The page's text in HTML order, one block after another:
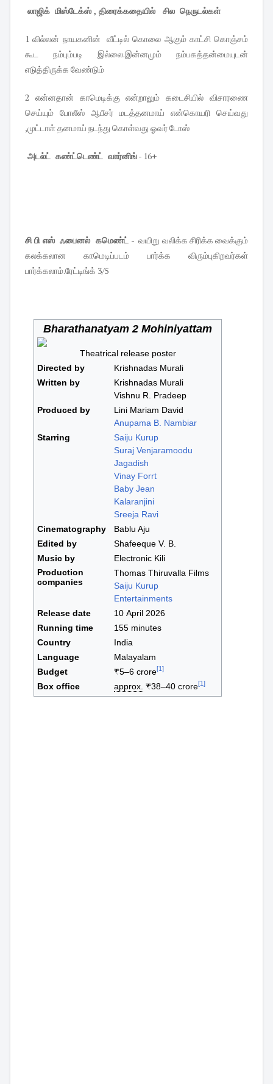
லாஜிக் மிஸ்டேக்ஸ் , திரைக்கதையில் சில நெருடல்கள்
1 வில்லன் நாயகனின் வீட்டில் கொலை ஆகும் காட்சி கொஞ்சம்
கூட நம்பும்படி இல்லை.இன்னமும் நம்பகத்தன்மையுடன்
எடுத்திருக்க வேண்டும்
2 என்னதான் காமெடிக்கு என்றாலும் கடைசியில் விசாரணை
செய்யும் போலீஸ் ஆபீசர் மடத்தனமாய் என்கொயரி செய்வது
,முட்டாள் தனமாய் நடந்து கொள்வது ஓவர் டோஸ்
அடல்ட் கண்ட்டெண்ட் வார்னிங்- 16+
சி பி எஸ் ஃபைனல் கமெண்ட் - வயிறு வலிக்க சிரிக்க வைக்கும்
கலக்கலான காமெடிப்படம் பார்க்க விரும்புகிறவர்கள்
பார்க்கலாம்.ரேட்டிங்க் 3/5
Bharathanatyam 2 Mohiniyattam
Theatrical release poster
Directed by
Krishnadas Murali
Written by
Krishnadas Murali
Vishnu R. Pradeep
Produced by
Lini Mariam David
Anupama B. Nambiar
Starring
Saiju Kurup
Suraj Venjaramoodu
Jagadish
Vinay Forrt
Baby Jean
Kalaranjini
Sreeja Ravi
Cinematography
Bablu Aju
Edited by
Shafeeque V. B.
Music by
Electronic Kili
Production
companies
Thomas Thiruvalla Films
Saiju Kurup
Entertainments
Release date
10 April 2026
Running time
155 minutes
Country
India
Language
Malayalam
Budget
₹5–6 crore[1]
Box office approx. ₹38–40 crore[1]